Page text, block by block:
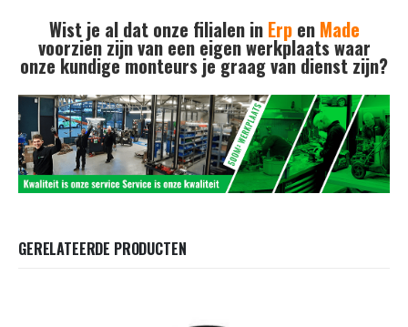
Wist je al dat onze filialen in Erpen Made
voorzien zijn van een eigen werkplaats waar
onze kundige monteurs je graag van dienst zijn?
GERELATEERDE PRODUCTEN